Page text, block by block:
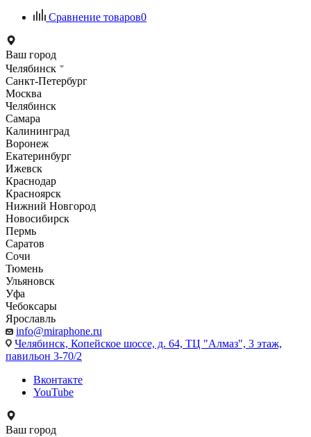
Сравнение товаров0
Ваш город
Челябинск
Санкт-Петербург
Москва
Челябинск
Самара
Калининград
Воронеж
Екатеринбург
Ижевск
Краснодар
Красноярск
Нижний Новгород
Новосибирск
Пермь
Саратов
Сочи
Тюмень
Ульяновск
Уфа
Чебоксары
Ярославль
info@miraphone.ru
Челябинск, Копейское шоссе, д. 64, ТЦ "Алмаз", 3 этаж,
павильон 3-70/2
Вконтакте
YouTube
Ваш город